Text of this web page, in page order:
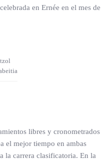
en Ernée en el mes de
libres y cronometrados
el mejor tiempo en ambas
la carrera clasificatoria. En la